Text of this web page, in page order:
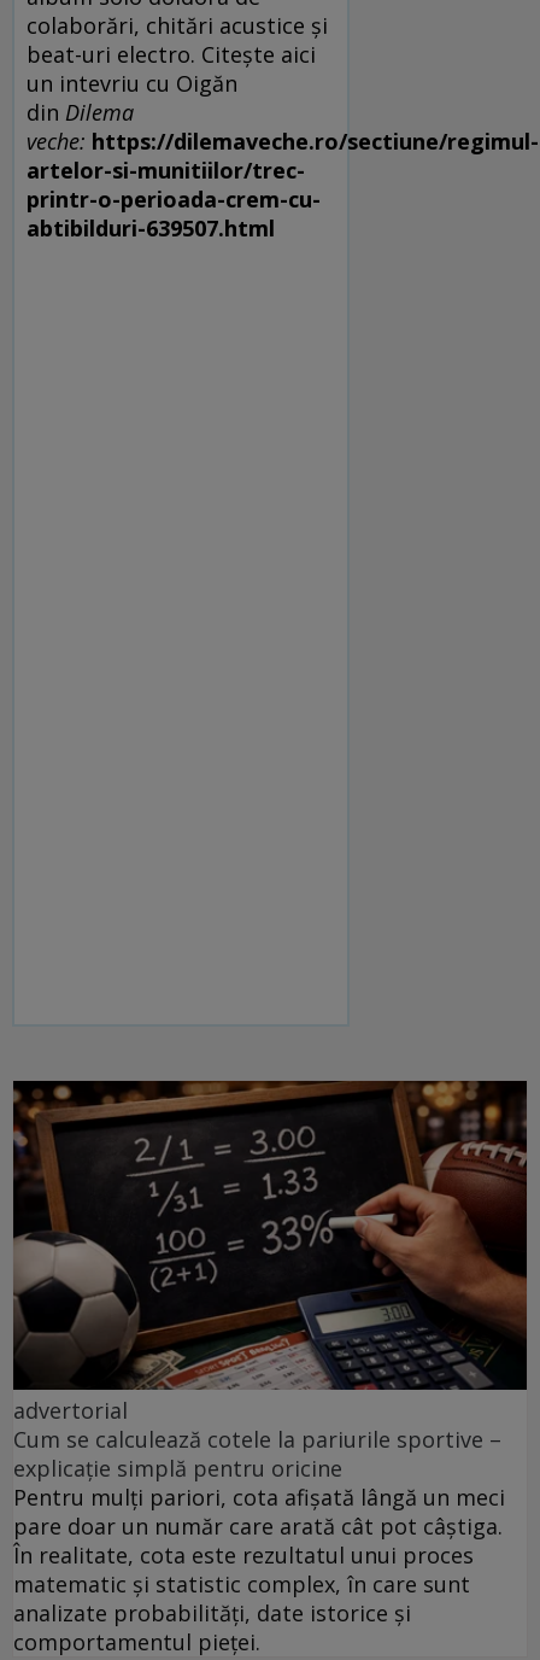
colaborări, chitări acustice și
beat-uri electro. Citește aici
un intevriu cu Oigăn
din Dilema
veche: https://dilemaveche.ro/sectiune/regimul-
artelor-si-munitiilor/trec-
printr-o-perioada-crem-cu-
abtibilduri-639507.html
advertorial
Cum se calculează cotele la pariurile sportive –
explicație simplă pentru oricine
Pentru mulți pariori, cota afișată lângă un meci
pare doar un număr care arată cât pot câștiga.
În realitate, cota este rezultatul unui proces
matematic și statistic complex, în care sunt
analizate probabilități, date istorice și
comportamentul pieței.